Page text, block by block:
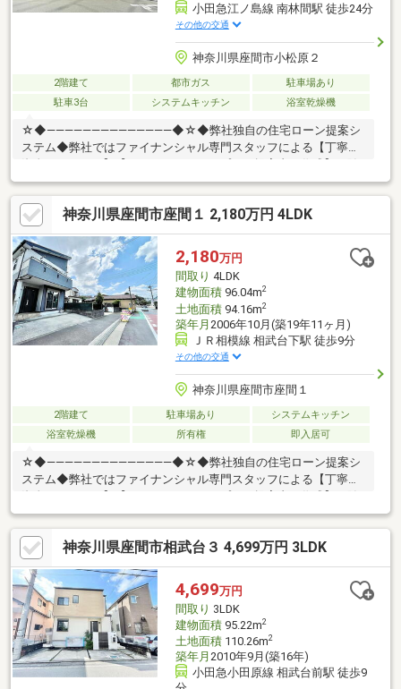
小田急江ノ島線 南林間駅 徒歩24分
その他の交通
神奈川県座間市小松原２
2階建て 都市ガス
駐車場あり
駐車3台
システムキッチン 浴室乾燥機
☆◆――――――――――――――◆☆◆弊社独自の住宅ローン提案シ
ステム◆弊社ではファイナンシャル専門スタッフによる【丁寧な
資金アドバイス】【ファイナンシャルプラン提案書の作成】を随
時行っております。意外に知らないお客様が多い【定年時の住宅
ローン残高】【住宅購入者だけが加入できる無料の生命保険】
【１３年間もらえる、国からの特別ボーナス】これから多くなる
【教育費】住宅を買った後から始まる【住宅ローン返済】６５歳
以上から必要になる【老後の費用負担】住宅探しの【このタイミ
ング】で不安な部分を明確にしていきませんか？？
☆◆――――――――――――――◆☆
神奈川県座間市座間１ 2,180万円 4LDK
2,180万円
間取り 4LDK
建物面積96.04m2
土地面積94.16m2
築年月 2006年10月(築19年11ヶ月)
ＪＲ相模線 相武台下駅 徒歩9分
その他の交通
神奈川県座間市座間１
2階建て 駐車場あり
システムキッチン
浴室乾燥機
所有権 即入居可
☆◆――――――――――――――◆☆◆弊社独自の住宅ローン提案シ
ステム◆弊社ではファイナンシャル専門スタッフによる【丁寧な
時行っております。意外に知らないお客様が多い【定年時の住宅
ローン残高】【住宅購入者だけが加入できる無料の生命保険】
【１３年間もらえる、国からの特別ボーナス】これから多くなる
【教育費】住宅を買った後から始まる【住宅ローン返済】６５歳
以上から必要になる【老後の費用負担】住宅探しの【このタイミ
ング】で不安な部分を明確にしていきませんか？？
☆◆――――――――――――――◆☆
神奈川県座間市相武台３ 4,699万円 3LDK
4,699万円
間取り 3LDK
建物面積95.22m2
土地面積110.26m2
築年月 2010年9月(築16年)
小田急小田原線 相武台前駅 徒歩9